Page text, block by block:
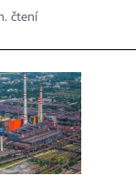
čtení